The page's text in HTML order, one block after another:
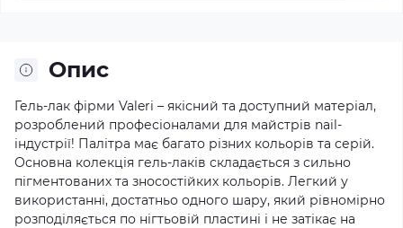
Опис
Гель-лак фірми Valeri – якісний та доступний матеріал,
розроблений професіоналами для майстрів nail-
індустрії! Палітра має багато різних кольорів та серій.
Основна колекція гель-лаків складається з сильно
пігментованих та зносостійких кольорів. Легкий у
використанні, достатньо одного шару, який рівномірно
розподіляється по нігтьовій пластині і не затікає на